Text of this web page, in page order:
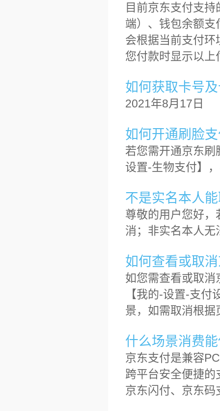
目前京东支付支
端）、钱包余额
会根据当前支付
您付款时显示以
如何获取卡号
2021年8月17日
如何开通刷脸
若您需开通京东
设置-生物支付】
不是实名本人
尊敬的用户您好
消；非实名本人
如何查看或取
如您需查看或取
【我的-设置-支
景，如需取消根
什么场景消费
京东支付是兼容
跨平台安全便捷
京东闪付、京东